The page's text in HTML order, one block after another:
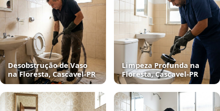
Desobstrução de Vaso
na Floresta, Cascavel‑PR
Limpeza Profunda na
Floresta, Cascavel‑PR